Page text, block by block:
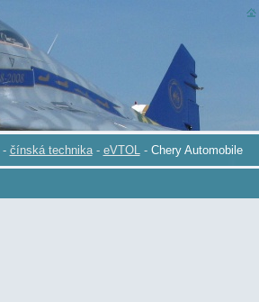
- čínská technika - eVTOL - Chery Automobile